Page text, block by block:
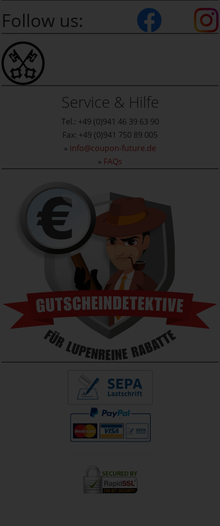
Follow us:
Service & Hilfe
Tel.: +49 (0)941 46 39 63 90
Fax: +49 (0)941 750 89 005
» info@coupon-future.de
» FAQs